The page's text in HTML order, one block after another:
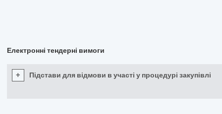
Електронні тендерні вимоги
+ Підстави для відмови в участі у процедурі закупівлі